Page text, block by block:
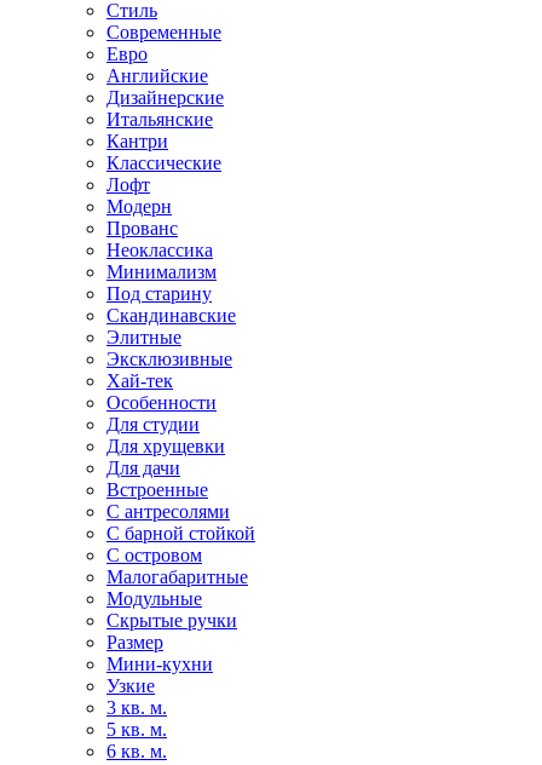
Стиль
Современные
Евро
Английские
Дизайнерские
Итальянские
Кантри
Классические
Лофт
Модерн
Прованс
Неоклассика
Минимализм
Под старину
Скандинавские
Элитные
Эксклюзивные
Хай-тек
Особенности
Для студии
Для хрущевки
Для дачи
Встроенные
С антресолями
С барной стойкой
С островом
Малогабаритные
Модульные
Скрытые ручки
Размер
Мини-кухни
Узкие
3 кв. м.
5 кв. м.
6 кв. м.